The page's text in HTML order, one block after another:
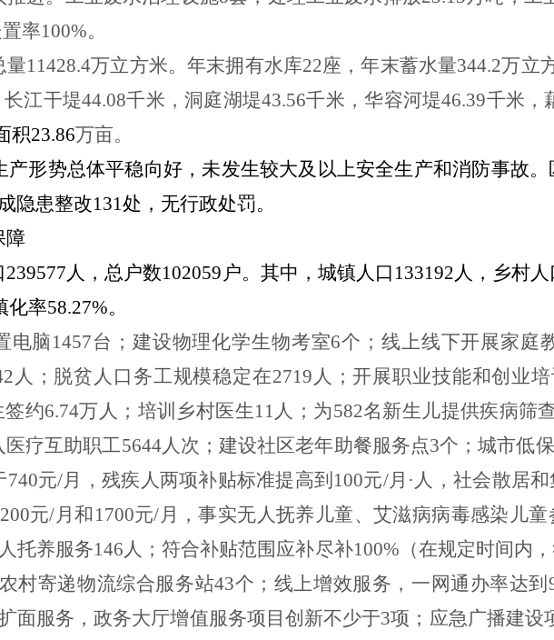
率100%。
量11428.4万立方米。年末拥有水库22座，年末蓄水量344.2万立
江干堤44.08千米，洞庭湖堤43.56千米，华容河堤46.39千米，
积23.86万亩。
产形势总体平稳向好，未发生较大及以上安全生产和消防事故
隐患整改131处，无行政处罚。
障
239577人，总户数102059 户。其中，城镇人口 133192人，乡村人
化率58.27%。
电脑1457台；建设物理化学生物考室6个；线上线下开展家庭
人；脱贫人口务工规模稳定在2719 人；开展职业技能和创业培
签约6.74万人；培训乡村医生11 人；为582名新生儿提供疾病筛
疗互助职工5644人次；建设社区老年助餐服务点3个；城市低
740元/月，残疾人两项补贴标准提高到 100元/月·人，社会散居
元/月和 1700元/月，事实无人抚养儿童、艾滋病病毒感染儿
托养服务146人；符合补贴范围应补尽补100% （在规定时间内
村寄递物流综合服务站43个；线上增效服务，一网通办率达到
面服务，政务大厅增值服务项目创新不少于3项；应急广播建设